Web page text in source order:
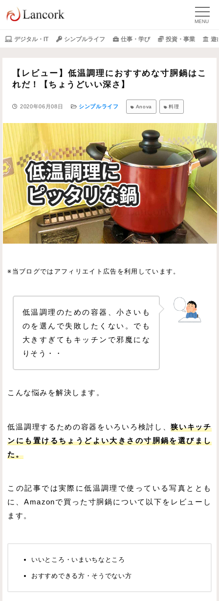
デジタル・IT シンプルライフ 仕事・学び 投資・事業 遊
【レビュー】低温調理におすすめな寸胴鍋はこ
れだ！【ちょうどいい深さ】
2020年06月08日 シンプルライフ Anova 料理
※当ブログではアフィリエイト広告を利用しています。
低温調理のための容器、小さいも
のを選んで失敗したくない。でも
大きすぎてもキッチンで邪魔にな
りそう・・
こんな悩みを解決します。
低温調理するための容器をいろいろ検討し、狭いキッチ
ンにも置けるちょうどよい大きさの寸胴鍋を選びまし
た。
この記事では実際に低温調理で使っている写真ととも
に、Amazonで買った寸胴鍋について以下をレビューし
ます。
いいところ・いまいちなところ
おすすめできる方・そうでない方